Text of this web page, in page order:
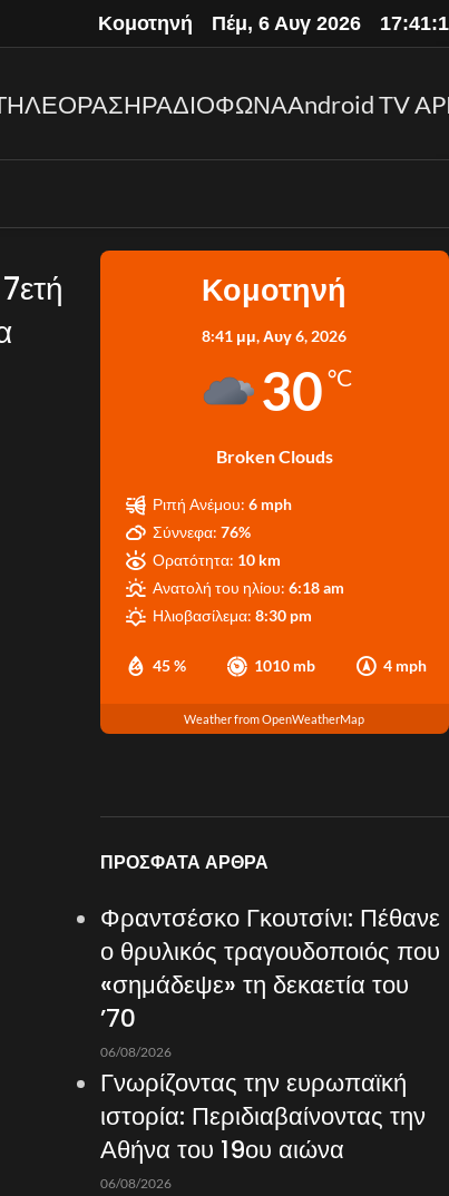
Κομοτηνή Πέμ, 6 Αυγ 2026
ΡΑΔΙΟΦΩΝΑAndroid TV
Κομοτηνή
8:41 μμ,Αυγ 6, 2026
30 °C
Broken Clouds
45 % 1010 mb 4 mph
Ριπή Ανέμου: 6 mph
Σύννεφα: 76%
Ορατότητα: 10 km
Ανατολή του ηλίου: 6:18 am
Ηλιοβασίλεμα: 8:30 pm
Weather from OpenWeatherMap
ΠΡΌΣΦΑΤΑ ΆΡΘΡΑ
Φραντσέσκο Γκουτσίνι: Πέθανε
ο θρυλικός τραγουδοποιός που
«σημάδεψε» τη δεκαετία του
’70
06/08/2026
Γνωρίζοντας την ευρωπαϊκή
ιστορία: Περιδιαβαίνοντας την
Αθήνα του 19ου αιώνα
06/08/2026